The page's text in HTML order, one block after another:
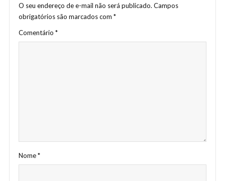
O seu endereço de e-mail não será publicado. Campos
obrigatórios são marcados com *
Comentário *
Nome*